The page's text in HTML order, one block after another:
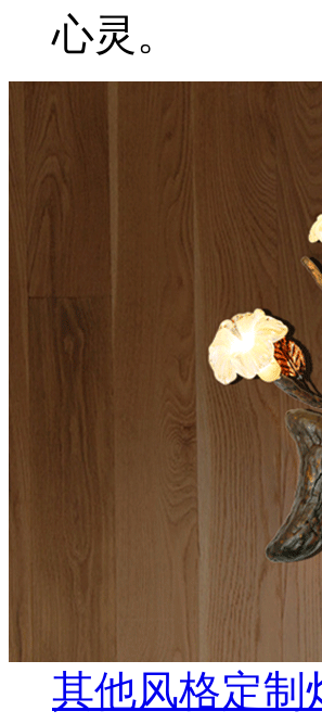
心灵。
其他风格定制